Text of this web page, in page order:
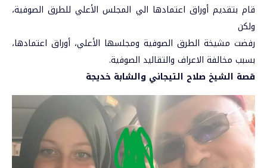
قام بتقديم أوراق اعتمادها الي المجلس الأعلي للطرق الصوفية،
ولكن
رفضت مشيخة الطرق الصوفية ومجلسها الأعلي، أوراق اعتمادها،
بسبب مخالفة الاعراف والتقاليد الصوفية.
قصة الشيخ صلاح التيجاني والشابة خديجة